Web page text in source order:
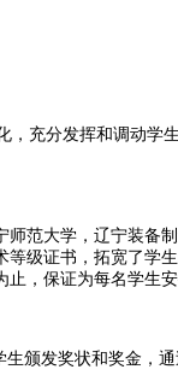
充分发挥和调动学
范大学，辽宁装备
级证书，拓宽了学
，保证为每名学生安
颁发奖状和奖金，